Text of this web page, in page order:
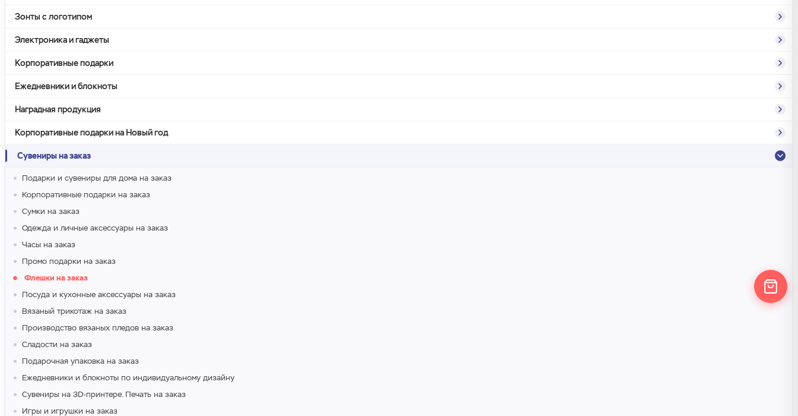
Зонты с логотипом
Электроника и гаджеты
Корпоративные подарки
Ежедневники и блокноты
Наградная продукция
Корпоративные подарки на Новый год
Сувениры на заказ
Подарки и сувениры для дома на заказ
Корпоративные подарки на заказ
Сумки на заказ
Одежда и личные аксессуары на заказ
Часы на заказ
Промо подарки на заказ
Флешки на заказ
Посуда и кухонные аксессуары на заказ
Вязаный трикотаж на заказ
Производство вязаных пледов на заказ
Сладости на заказ
Подарочная упаковка на заказ
Ежедневники и блокноты по индивидуальному дизайну
Сувениры на 3D-принтере. Печать на заказ
Игры и игрушки на заказ